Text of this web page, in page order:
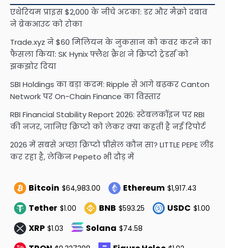
एथेरियम प्राइस $2,000 के नीचे अटका: डर और मैक्रो दबाव
ने ब्रेकआउट को रोका
Trade.xyz ने $60 मिलियन के नुकसान को कवर करने का
फैसला किया: SK Hynix फ्लैश क्रैश ने क्रिप्टो ट्रेडर्स को
झकझोर दिया
SBI Holdings का बड़ा कदम: Ripple से आगे बढ़कर Canton
Network पर On-Chain Finance का विस्तार
RBI Financial Stability Report 2026: स्टेबलकॉइन पर RBI
की नजर, जानिए क्रिप्टो को लेकर क्या कहती है नई रिपोर्ट
2026 में सबसे अच्छा क्रिप्टो प्रीसेल कौन सा? LITTLE PEPE लीड
कर रहा है, लेकिन Pepeto भी दौड़ में
Bitcoin $64,983.00 Ethereum $1,917.43
Tether $1.00 BNB $593.25 USDC $1.00
XRP $1.03 Solana $74.58